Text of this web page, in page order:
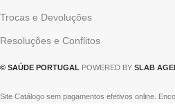
Trocas e Devoluções
Resoluções e Conflitos
© SAÚDE PORTUGAL POWERED BY SLAB
Site Catálogo sem pagamentos efetivos online.